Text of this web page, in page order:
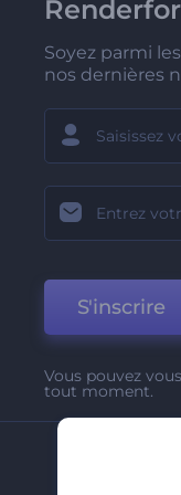
Soyez parmi
nos dernières
S'inscrire
Vous pouvez
tout moment.